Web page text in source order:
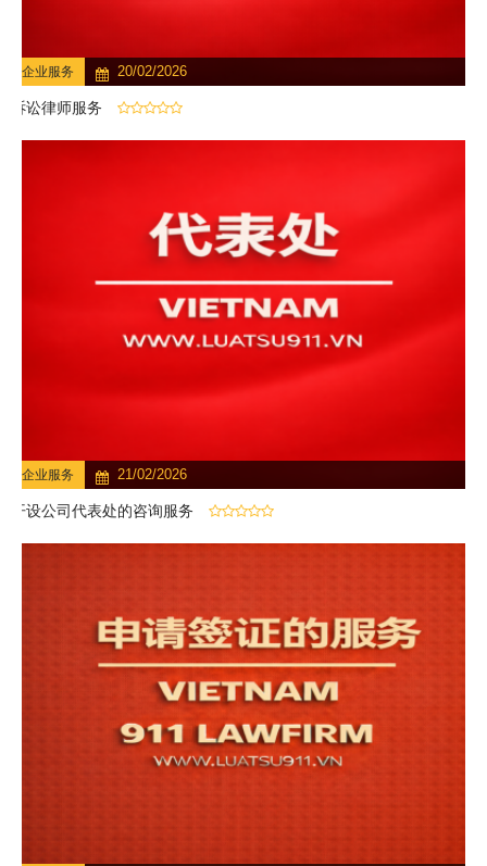
企业服务 20/02/2026
诉讼律师服务
企业服务 21/02/2026
开设公司代表处的咨询服务